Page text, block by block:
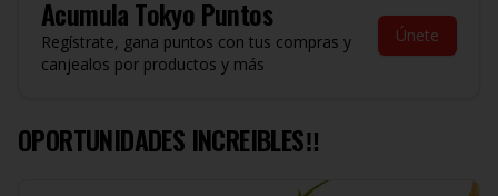
AcumulaTokyo Puntos
Regístrate, gana puntos con tus compras y
canjealos por productos y más
Únete
OPORTUNIDADES INCREIBLES‼️